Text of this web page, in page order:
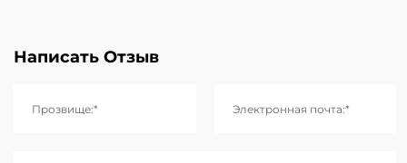
Написать Отзыв
Прозвище:* Электронная почта:*